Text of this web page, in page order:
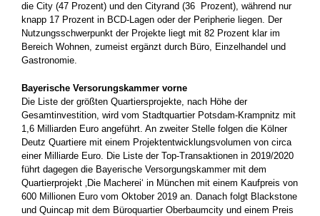
die City (47 Prozent) und den Cityrand (36 Prozent), während nur
knapp 17 Prozent in BCD-Lagen oder der Peripherie liegen. Der
Nutzungsschwerpunkt der Projekte liegt mit 82 Prozent klar im
Bereich Wohnen, zumeist ergänzt durch Büro, Einzelhandel und
Gastronomie.
Bayerische Versorungskammer vorne
Die Liste der größten Quartiersprojekte, nach Höhe der
Gesamtinvestition, wird vom Stadtquartier Potsdam-Krampnitz mit
1,6 Milliarden Euro angeführt. An zweiter Stelle folgen die Kölner
Deutz Quartiere mit einem Projektentwicklungsvolumen von circa
einer Milliarde Euro. Die Liste der Top-Transaktionen in 2019/2020
führt dagegen die Bayerische Versorgungskammer mit dem
Quartierprojekt ‚Die Macherei‘ in München mit einem Kaufpreis von
600 Millionen Euro vom Oktober 2019 an. Danach folgt Blackstone
und Quincap mit dem Büroquartier Oberbaumcity und einem Preis